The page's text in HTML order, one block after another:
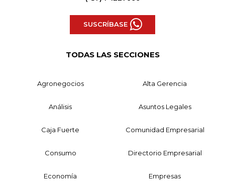
SUSCRÍBASE
TODAS LAS SECCIONES
Agronegocios Alta Gerencia
Análisis Asuntos Legales
Caja Fuerte Comunidad Empresarial
Consumo Directorio Empresarial
Economía Empresas